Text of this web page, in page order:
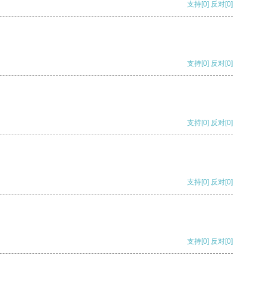
支持[0] 反对[0]
支持[0] 反对[0]
支持[0] 反对[0]
支持[0] 反对[0]
支持[0] 反对[0]